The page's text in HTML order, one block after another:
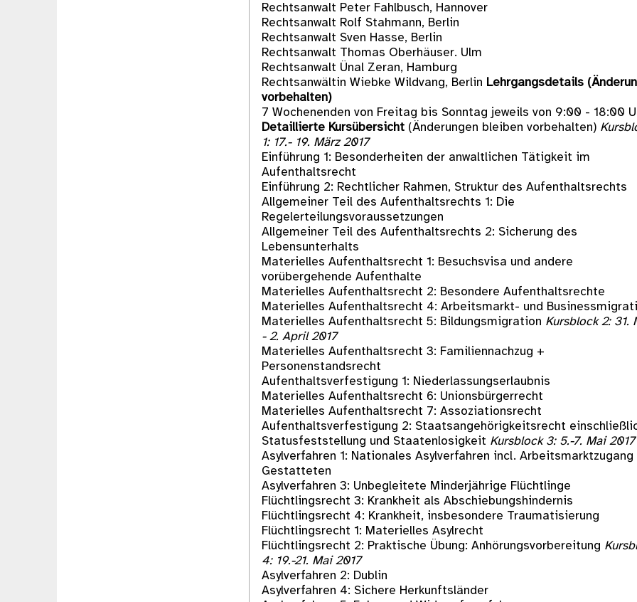
Rechtsanwalt Peter Fahlbusch, Hannover
Rechtsanwalt Rolf Stahmann, Berlin
Rechtsanwalt Sven Hasse, Berlin
Rechtsanwalt Thomas Oberhäuser. Ulm
Rechtsanwalt Ünal Zeran, Hamburg
Rechtsanwältin Wiebke Wildvang, Berlin Lehrgangsdetails
vorbehalten)
7 Wochenenden von Freitag bis Sonntag jeweils von 9:00 - 18:00
Detaillierte Kursübersicht (Änderungen bleiben vorbehalten)
1: 17.- 19. März 2017
Einführung 1: Besonderheiten der anwaltlichen Tätigkeit im
Aufenthaltsrecht
Einführung 2: Rechtlicher Rahmen, Struktur des Aufenthaltsrechts
Allgemeiner Teil des Aufenthaltsrechts 1: Die
Regelerteilungsvoraussetzungen
Allgemeiner Teil des Aufenthaltsrechts 2: Sicherung des
Lebensunterhalts
Materielles Aufenthaltsrecht 1: Besuchsvisa und andere
vorübergehende Aufenthalte
Materielles Aufenthaltsrecht 2: Besondere Aufenthaltsrechte
Materielles Aufenthaltsrecht 4: Arbeitsmarkt- und
Materielles Aufenthaltsrecht 5: Bildungsmigration Kursblock 2: 31.
- 2. April 2017
Materielles Aufenthaltsrecht 3: Familiennachzug +
Personenstandsrecht
Aufenthaltsverfestigung 1: Niederlassungserlaubnis
Materielles Aufenthaltsrecht 6: Unionsbürgerrecht
Materielles Aufenthaltsrecht 7: Assoziationsrecht
Aufenthaltsverfestigung 2: Staatsangehörigkeitsrecht
Statusfeststellung und Staatenlosigkeit Kursblock 3: 5.-7. Mai 2017
Asylverfahren 1: Nationales Asylverfahren incl. Arbeitsmarktzugang
Gestatteten
Asylverfahren 3: Unbegleitete Minderjährige Flüchtlinge
Flüchtlingsrecht 3: Krankheit als Abschiebungshindernis
Flüchtlingsrecht 4: Krankheit, insbesondere Traumatisierung
Flüchtlingsrecht 1: Materielles Asylrecht
Flüchtlingsrecht 2: Praktische Übung: Anhörungsvorbereitung
4: 19.-21. Mai 2017
Asylverfahren 2: Dublin
Asylverfahren 4: Sichere Herkunftsländer